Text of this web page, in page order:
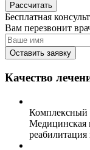
Рассчитать
Бесплатная
Вам перезвонит
Оставить заявку
Качество
Комплексный
Медицинская
реабилитация